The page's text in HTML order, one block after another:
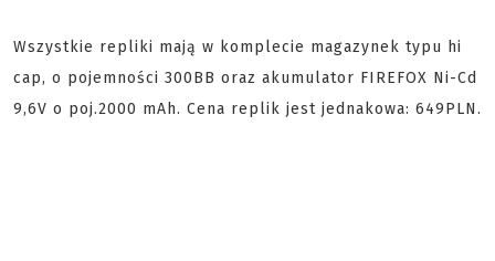
Wszystkie repliki mają w komplecie magazynek typu hi
cap, o pojemności 300BB oraz akumulator FIREFOX Ni-Cd
9,6V o poj.2000 mAh. Cena replik jest jednakowa: 649PLN.